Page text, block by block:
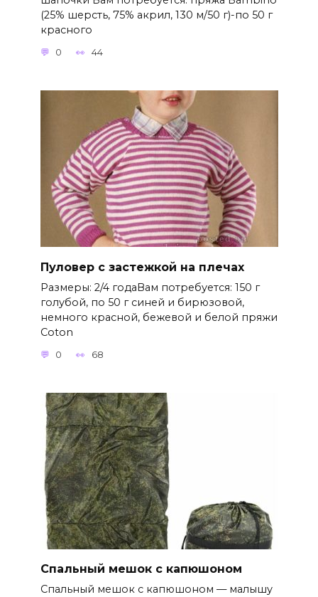
(25% шерсть, 75% акрил, 130 м/50 г)-по 50 г
красного
0 44
Пуловер с застежкой на плечах
Размеры: 2/4 годаВам потребуется: 150 г
голубой, по 50 г синей и бирюзовой,
немного красной, бежевой и белой пряжи
Coton
0 68
Спальный мешок с капюшоном
Спальный мешок с капюшоном — малышу